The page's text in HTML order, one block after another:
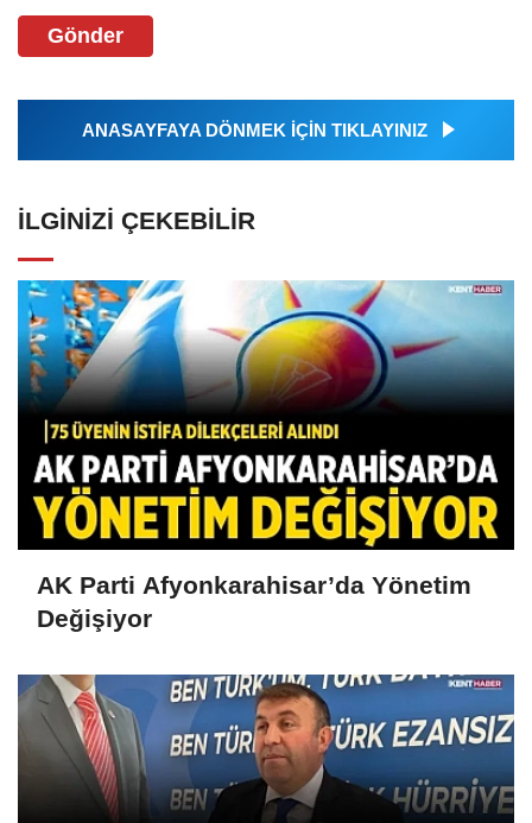
Gönder
ANASAYFAYA DÖNMEK İÇİN TIKLAYINIZ
İLGINIZI ÇEKEBILIR
AK Parti Afyonkarahisar’da Yönetim
Değişiyor